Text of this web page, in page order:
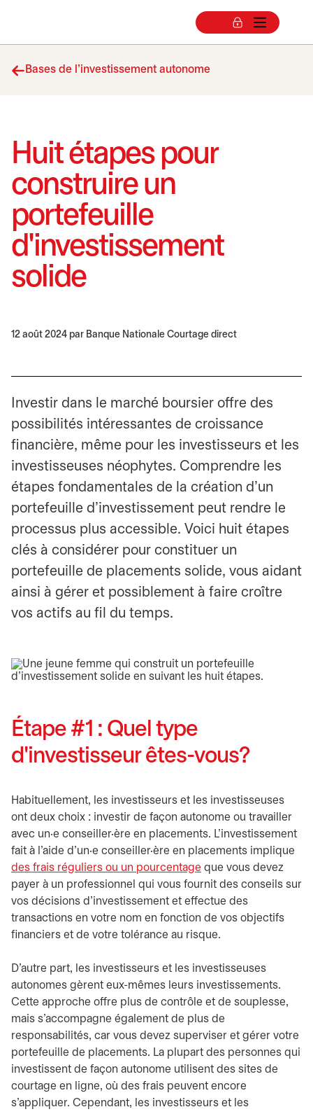
Bases de l'investissement autonome
Huit étapes pour
construire un
portefeuille
d'investissement
solide
12 août 2024 par Banque Nationale Courtage direct
Investir dans le marché boursier offre des
possibilités intéressantes de croissance
financière, même pour les investisseurs et les
investisseuses néophytes. Comprendre les
étapes fondamentales de la création d'un
portefeuille d'investissement peut rendre le
processus plus accessible. Voici huit étapes
clés à considérer pour constituer un
portefeuille de placements solide, vous aidant
ainsi à gérer et possiblement à faire croître
vos actifs au fil du temps.
Étape #1 : Quel type
d'investisseur êtes-vous?
Habituellement, les investisseurs et les investisseuses
ont deux choix : investir de façon autonome ou travailler
avec un·e conseiller·ère en placements. L'investissement
fait à l'aide d'un·e conseiller·ère en placements implique
des frais réguliers ou un pourcentage que vous devez
payer à un professionnel qui vous fournit des conseils sur
vos décisions d'investissement et effectue des
transactions en votre nom en fonction de vos objectifs
financiers et de votre tolérance au risque.
D'autre part, les investisseurs et les investisseuses
autonomes gèrent eux-mêmes leurs investissements.
Cette approche offre plus de contrôle et de souplesse,
mais s'accompagne également de plus de
responsabilités, car vous devez superviser et gérer votre
portefeuille de placements. La plupart des personnes qui
investissent de façon autonome utilisent des sites de
courtage en ligne, où des frais peuvent encore
s'appliquer. Cependant, les investisseurs et les